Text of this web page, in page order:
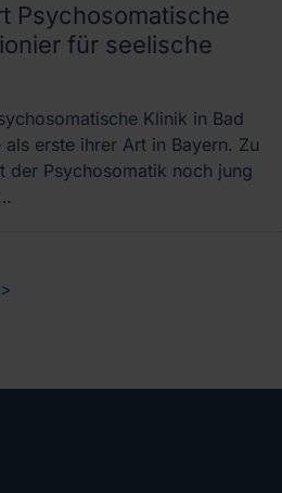
Psychosomatische
für seelische
Klinik in Bad
erste ihrer Art in Bayern. Zu
der Psychosomatik noch jung
>